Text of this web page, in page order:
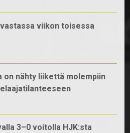
viikon toisessa
on nähty liikettä molempiin
3–0 voitolla HJK:sta